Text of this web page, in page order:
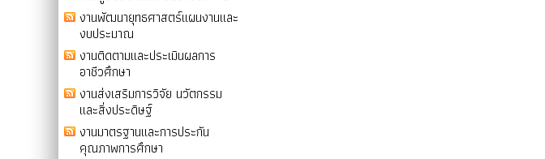
งานพัฒนายุทธศาสตร์แผนงานและ
งบประมาณ
งานติดตามและประเมินผลการ
อาชีวศึกษา
งานส่งเสริมการวิจัย นวัตกรรม
และสิ่งประดิษฐ์
งานมาตรฐานและการประกัน
คุณภาพการศึกษา